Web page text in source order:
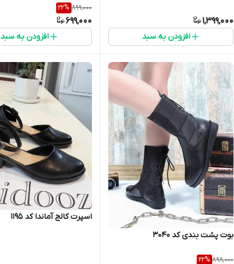
1,399,000
افزودن به سبد
899,000
22%
699,000
افزودن به سبد
بوت پشت بندی کد ۳۰۴۰
898,000
22%
اسپرت کالج آماندا کد 1195